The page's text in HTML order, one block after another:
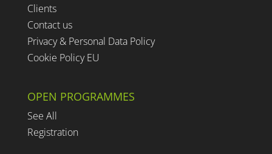
Clients
Contact us
Privacy & Personal Data Policy
Cookie Policy EU
OPEN PROGRAMMES
See All
Registration